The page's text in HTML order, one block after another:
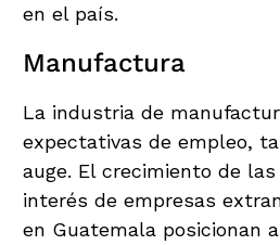
en el país.
Manufactura
La industria de
expectativas de empleo,
auge. El crecimiento de
interés de empresas
en Guatemala posicionan